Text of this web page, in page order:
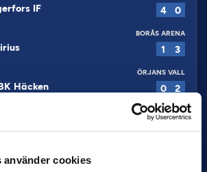
använder cookies
IF 4 0
BORÅS ARENA
1 3
ÖRJANS VALL
Häcken 0 2
GAMLA ULLEVI
FF